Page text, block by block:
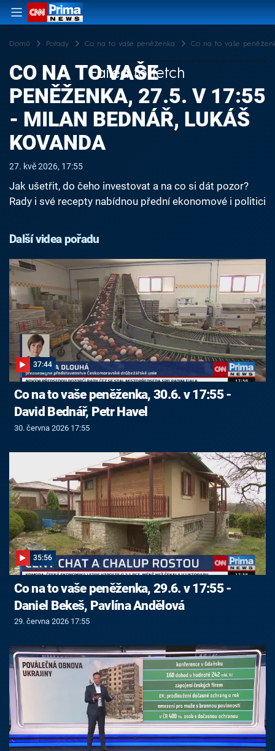
Domů Pořady Co na to vaše peněženka Co na to vaše
Failed to fetch
CO NA TO VAŠE
PENĚŽENKA, 27.5. V 17:55
- MILAN BEDNÁŘ, LUKÁŠ
KOVANDA
27. kvě 2026, 17:55
Jak ušetřit, do čeho investovat a na co si dát pozor?
Rady i své recepty nabídnou přední ekonomové i politici
Další videa pořadu
37:44
Co na to vaše peněženka, 30.6. v 17:55 -
David Bednář, Petr Havel
30. června 2026 17:55
35:56
Co na to vaše peněženka, 29.6. v 17:55 -
Daniel Bekeš, Pavlína Andělová
29. června 2026 17:55